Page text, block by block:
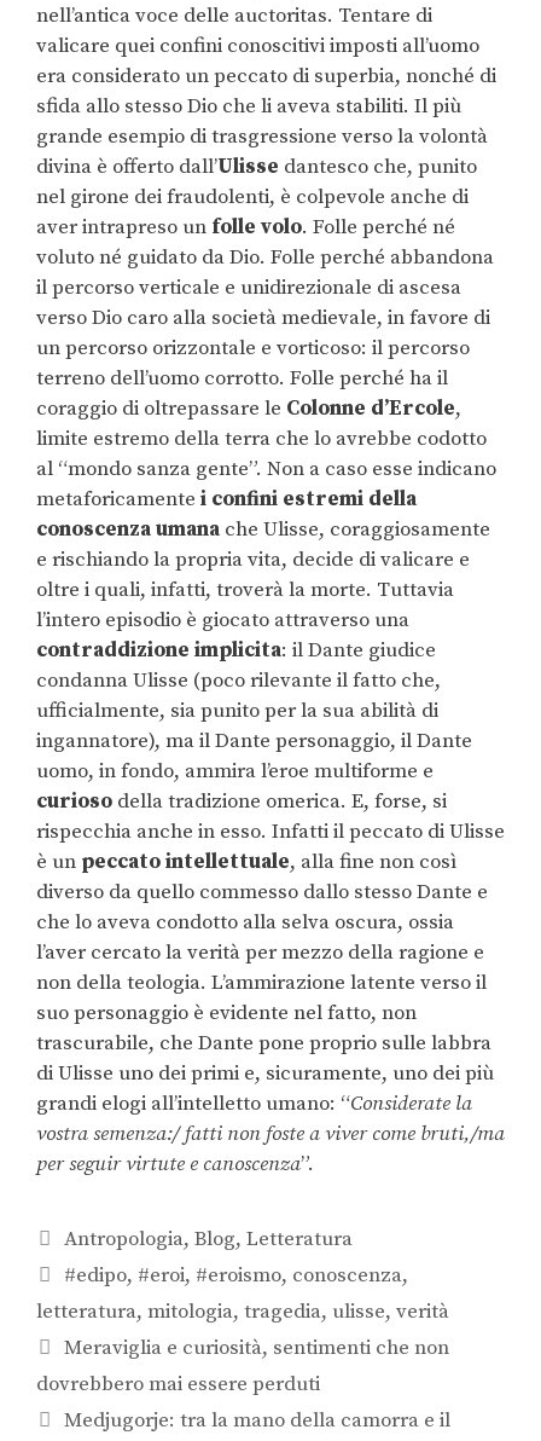
nell’antica voce delle auctoritas. Tentare di
valicare quei confini conoscitivi imposti all’uomo
era considerato un peccato di superbia, nonché di
sfida allo stesso Dio che li aveva stabiliti. Il più
grande esempio di trasgressione verso la volontà
divina è offerto dall’Ulisse dantesco che, punito
nel girone dei fraudolenti, è colpevole anche di
aver intrapreso un folle volo. Folle perché né
voluto né guidato da Dio. Folle perché abbandona
il percorso verticale e unidirezionale di ascesa
verso Dio caro alla società medievale, in favore di
un percorso orizzontale e vorticoso: il percorso
terreno dell’uomo corrotto. Folle perché ha il
coraggio di oltrepassare le Colonne d’Ercole,
limite estremo della terra che lo avrebbe codotto
al “mondo sanza gente”. Non a caso esse indicano
metaforicamente i confini estremi della
conoscenza umana che Ulisse, coraggiosamente
e rischiando la propria vita, decide di valicare e
oltre i quali, infatti, troverà la morte. Tuttavia
l’intero episodio è giocato attraverso una
contraddizione implicita: il Dante giudice
condanna Ulisse (poco rilevante il fatto che,
ufficialmente, sia punito per la sua abilità di
ingannatore), ma il Dante personaggio, il Dante
uomo, in fondo, ammira l’eroe multiforme e
curioso della tradizione omerica. E, forse, si
rispecchia anche in esso. Infatti il peccato di Ulisse
è un peccatointellettuale, alla fine non così
diverso da quello commesso dallo stesso Dante e
che lo aveva condotto alla selva oscura, ossia
l’aver cercato la verità per mezzo della ragione e
non della teologia. L’ammirazione latente verso il
suo personaggio è evidente nel fatto, non
trascurabile, che Dante pone proprio sulle labbra
di Ulisse uno dei primi e, sicuramente, uno dei più
grandi elogi all’intelletto umano: “Considerate la
vostra semenza:/ fatti non foste a viver come bruti,/ma
per seguir virtute e canoscenza”.
Antropologia,Blog,Letteratura
#edipo, #eroi, #eroismo, conoscenza,
letteratura, mitologia, tragedia, ulisse, verità
Meraviglia e curiosità, sentimenti che non
dovrebbero mai essere perduti
Medjugorje: tra la mano della camorra e il